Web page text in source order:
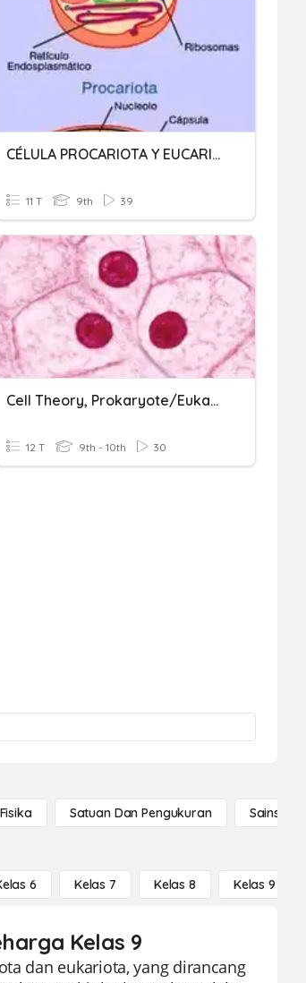
CÉLULA PROCARIOTA Y EUCARIOTA
11 T 9th 39
Cell Theory, Prokaryote/Eukaryote, Organelles
12 T 9th - 10th 30
Satuan Dan Pengukuran Sains
6 Kelas 7 Kelas 8 Kelas 9
Kelas 9
dan eukariota, yang dirancang